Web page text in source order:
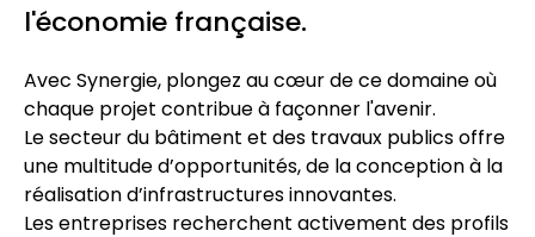
l'économie française.
Avec Synergie, plongez au cœur de ce domaine où
chaque projet contribue à façonner l'avenir.
Le secteur du bâtiment et des travaux publics offre
une multitude d’opportunités, de la conception à la
réalisation d’infrastructures innovantes.
Les entreprises recherchent activement des profils